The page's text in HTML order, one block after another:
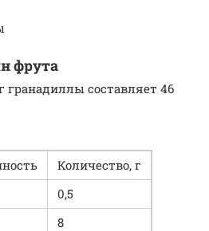
фрута
гранадиллы составляет 46
Количество, г
0,5
8